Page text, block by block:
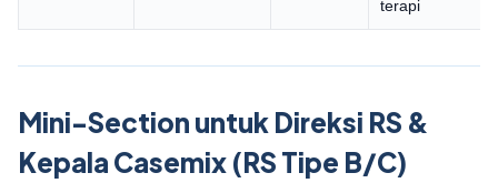
terapi
Mini-Section untuk Direksi RS &
Kepala Casemix (RS Tipe B/C)